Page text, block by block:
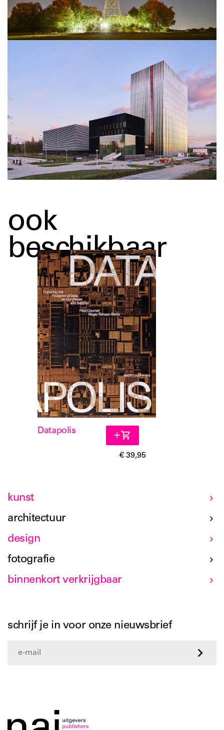
ook
beschikbaar
Datapolis
€ 39,95
kunst
architectuur
design
fotografie
binnenkort verkrijgbaar
schrijf je in voor onze nieuwsbrief